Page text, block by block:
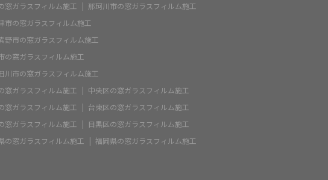
窓ガラスフィルム施工
那珂川市の窓ガラスフィルム施工
市の窓ガラスフィルム施工
野市の窓ガラスフィルム施工
の窓ガラスフィルム施工
川市の窓ガラスフィルム施工
窓ガラスフィルム施工
中央区の窓ガラスフィルム施工
窓ガラスフィルム施工
台東区の窓ガラスフィルム施工
窓ガラスフィルム施工
目黒区の窓ガラスフィルム施工
の窓ガラスフィルム施工
福岡県の窓ガラスフィルム施工